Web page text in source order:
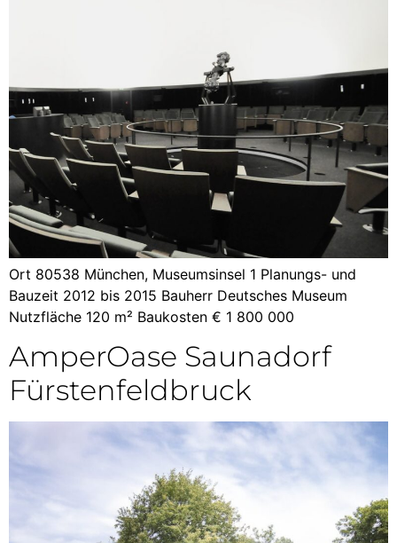
Ort 80538 München, Museumsinsel 1 Planungs- und
Bauzeit 2012 bis 2015 Bauherr Deutsches Museum
Nutzfläche 120 m² Baukosten € 1 800 000
AmperOase Saunadorf
Fürstenfeldbruck